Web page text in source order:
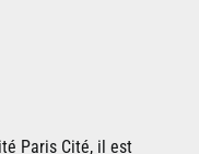
Paris Cité, il est